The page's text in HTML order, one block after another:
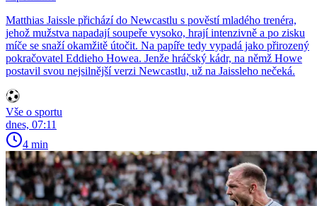
Matthias Jaissle přichází do Newcastlu s pověstí mladého trenéra,
jehož mužstva napadají soupeře vysoko, hrají intenzivně a po zisku
míče se snaží okamžitě útočit. Na papíře tedy vypadá jako přirozený
pokračovatel Eddieho Howea. Jenže hráčský kádr, na němž Howe
postavil svou nejsilnější verzi Newcastlu, už na Jaissleho nečeká.
Vše o sportu
dnes, 07:11
4 min